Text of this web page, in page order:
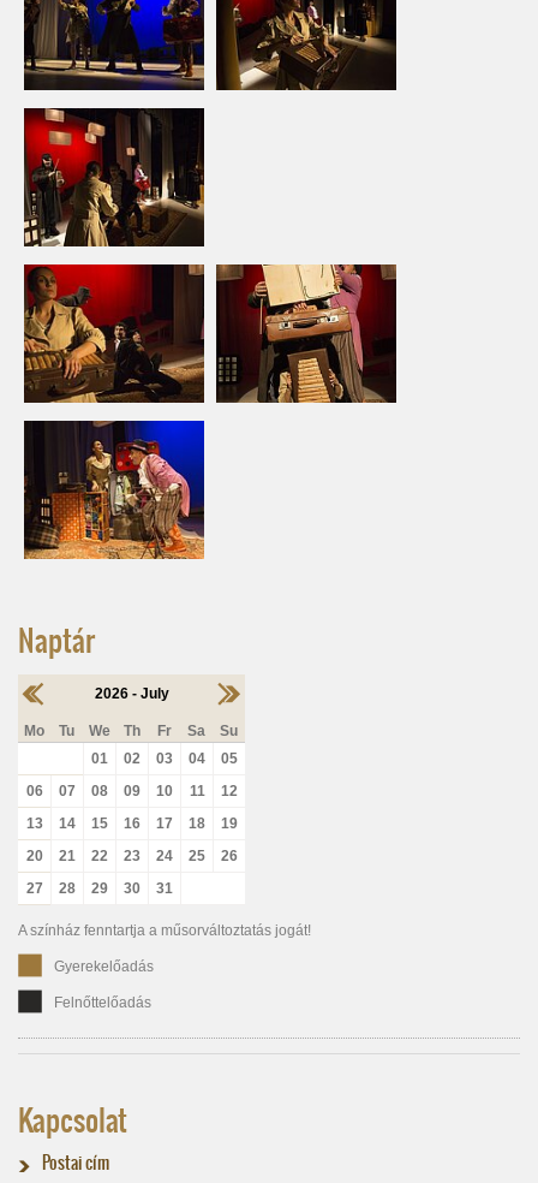
Naptár
2026 - July
Mo Tu We Th Fr Sa
Su
01
02 03 04
05
06
07 08 09 10 11
12
13
14 15 16 17 18
19
20
21 22 23 24 25
26
27
28 29 30 31
A színház fenntartja a műsorváltoztatás jogát!
Gyerekelőadás
Felnőttelőadás
Kapcsolat
Postai cím